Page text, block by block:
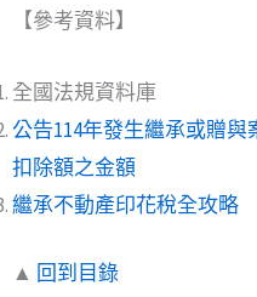
【參考資料】
全國法規資料庫
公告114年發生繼承或贈
扣除額之金額
繼承不動產印花稅全攻略
▲ 回到目錄